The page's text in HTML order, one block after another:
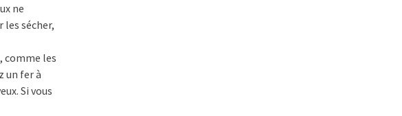
ne
les sécher,
comme les
un fer à
Si vous